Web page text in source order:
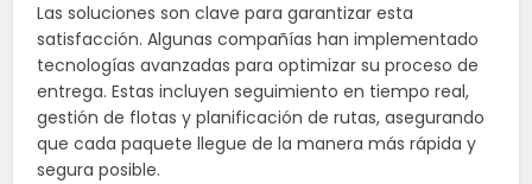
Las soluciones son clave para garantizar esta
satisfacción. Algunas compañías han implementado
tecnologías avanzadas para optimizar su proceso de
entrega. Estas incluyen seguimiento en tiempo real,
gestión de flotas y planificación de rutas, asegurando
que cada paquete llegue de la manera más rápida y
segura posible.